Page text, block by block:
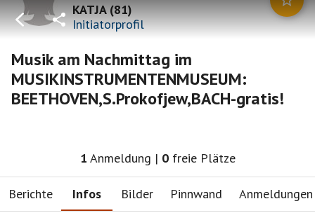
KATJA(81)
Initiatorprofil
Musik am Nachmittag im
MUSIKINSTRUMENTENMUSEUM:
BEETHOVEN,S.Prokofjew,BACH-gratis!
1 Anmeldung | 0 freie Plätze
Berichte Infos Bilder Pinnwand Anmeldungen